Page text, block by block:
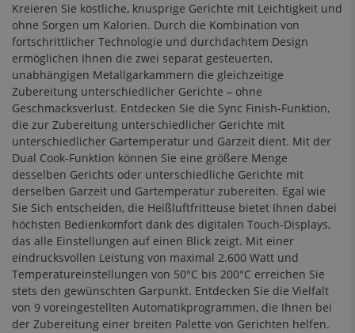
Kreieren Sie köstliche, knusprige Gerichte mit Leichtigkeit und
ohne Sorgen um Kalorien. Durch die Kombination von
fortschrittlicher Technologie und durchdachtem Design
ermöglichen Ihnen die zwei separat gesteuerten,
unabhängigen Metallgarkammern die gleichzeitige
Zubereitung unterschiedlicher Gerichte – ohne
Geschmacksverlust. Entdecken Sie die Sync Finish-Funktion,
die zur Zubereitung unterschiedlicher Gerichte mit
unterschiedlicher Gartemperatur und Garzeit dient. Mit der
Dual Cook-Funktion können Sie eine größere Menge
desselben Gerichts oder unterschiedliche Gerichte mit
derselben Garzeit und Gartemperatur zubereiten. Egal wie
Sie Sich entscheiden, die Heißluftfritteuse bietet Ihnen dabei
höchsten Bedienkomfort dank des digitalen Touch-Displays,
das alle Einstellungen auf einen Blick zeigt. Mit einer
eindrucksvollen Leistung von maximal 2.600 Watt und
Temperatureinstellungen von 50°C bis 200°C erreichen Sie
stets den gewünschten Garpunkt. Entdecken Sie die Vielfalt
von 9 voreingestellten Automatikprogrammen, die Ihnen bei
der Zubereitung einer breiten Palette von Gerichten helfen.